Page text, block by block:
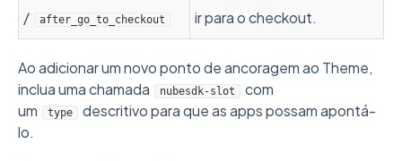
/ after_go_to_checkout
ir para o checkout.
Ao adicionar um novo ponto de ancoragem ao Theme,
inclua uma chamada
nubesdk-slot
com
um
type
descritivo para que as apps possam apontá-
lo.